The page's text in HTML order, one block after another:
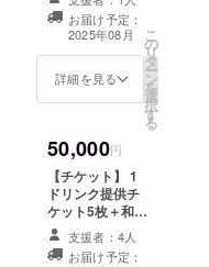
on your first
visit. Please
mention that
you supported
me through
crowdfunding
when you
valid from
August 8, 2025
to February 7,
2026.
掛けください。
・チケットの有
効期限：2025年
8月8日から2026
年2月7日まで
【Ticket】 One
One Japanese
Sweets Ticket
・Each ticket
can be used
individually. ・
Cannot be
exchanged for
枚 ・ドリンクと
和菓子チケット
は来店ごとに1枚
ずつの利用が可
能です。 ・現金
初回来店時にお
渡しいたしま
す。来店時にク
ラウドファン
ディングで支援
をした旨をお声
掛けください。
お届け予定：
2025年08月
詳細を見る
こ
の
リ
タ
ー
ン
を
選
択
す
る
50,000円
【チケット】 1
ドリンク提供チ
ケット5枚＋和菓
子提供チケット5
枚 ・ドリンクと
支援者：4人
お届け予定：